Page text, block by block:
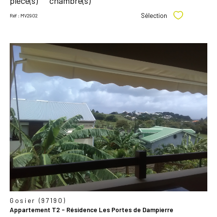
Réf : MV2902 Sélection Sélectionner
voir le
bien
Gosier (97190)
Appartement T2 - Résidence Les Portes de Dampierre